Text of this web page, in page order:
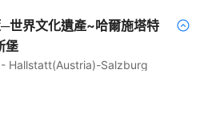
世界文化遺產~哈爾施塔特
堡
Hallstatt(Austria)-Salzburg